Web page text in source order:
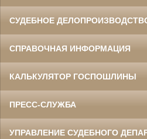
СУДЕБНОЕ
СПРАВОЧНАЯ ИНФОРМАЦИЯ
КАЛЬКУЛЯТОР ГОСПОШЛИНЫ
ПРЕСС-СЛУЖБА
УПРАВЛЕНИЕ СУДЕБНОГО